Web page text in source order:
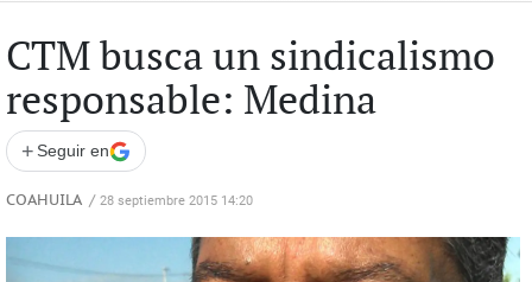
CTM busca un sindicalismo
responsable: Medina
+ Seguir en
COAHUILA / 28 septiembre 2015 14:20